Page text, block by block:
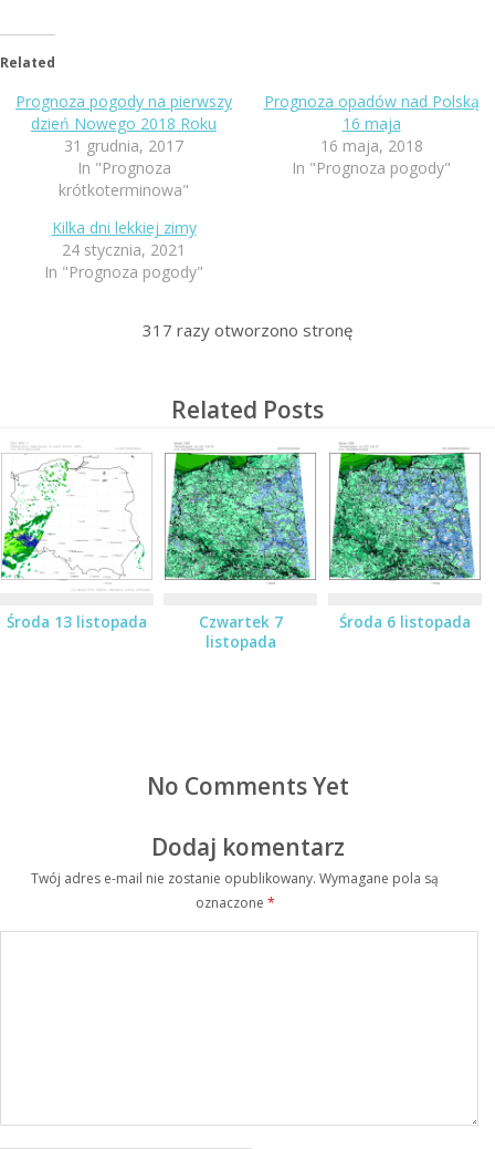
Related
Prognoza pogody na pierwszy
dzień Nowego 2018 Roku
31 grudnia, 2017
In "Prognoza
krótkoterminowa"
Prognoza opadów nad Polską
16 maja
16 maja, 2018
In "Prognoza pogody"
Kilka dni lekkiej zimy
24 stycznia, 2021
In "Prognoza pogody"
317 razy otworzono stronę
Related Posts
Środa 13 listopada
Czwartek 7
listopada
Środa 6 listopada
No Comments Yet
Dodaj komentarz
Twój adres e-mail nie zostanie opublikowany. Wymagane pola są
oznaczone *